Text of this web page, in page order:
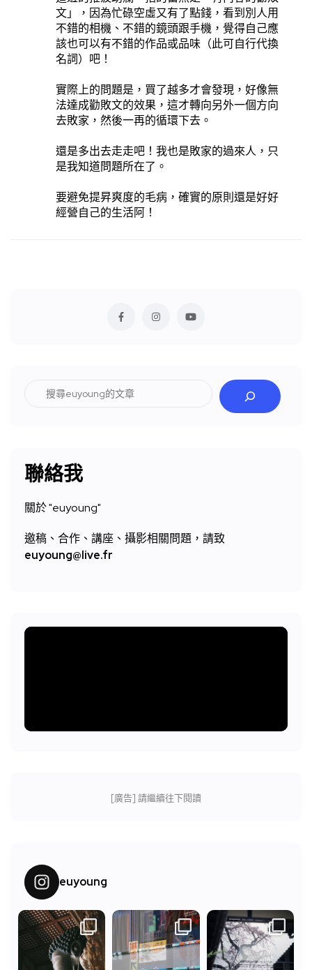
文」，因為忙碌空虛又有了點錢，看到別人用
不錯的相機、不錯的鏡頭跟手機，覺得自己應
該也可以有不錯的作品或品味（此可自行代換
名詞）吧！
實際上的問題是，買了越多才會發現，好像無
法達成勸敗文的效果，這才轉向另外一個方向
去敗家，然後一再的循環下去。
還是多出去走走吧！我也是敗家的過來人，只
是我知道問題所在了。
要避免提昇爽度的毛病，確實的原則還是好好
經營自己的生活阿！
聯絡我
關於 "euyoung"
邀稿、合作、講座、攝影相關問題，請致
euyoung@live.fr
[廣告] 請繼續往下閱讀
euyoung